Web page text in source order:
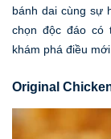
bánh dai cùng sự
chọn độc đáo có
khám phá điều
Original